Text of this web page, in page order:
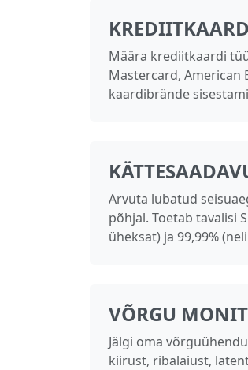
Määra krediitkaardi
Mastercard, American
kaardibrände
Arvuta lubatud
põhjal. Toetab tavalisi
üheksat) ja 99,99%
VÕRGU
Jälgi oma
kiirust, ribalaiust,